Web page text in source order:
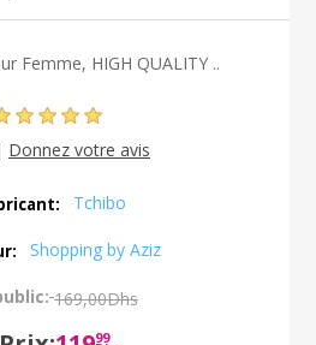
Femme, HIGH QUALITY ..
Donnez votre avis
Tchibo
Shopping by Aziz
169,00Dhs
99